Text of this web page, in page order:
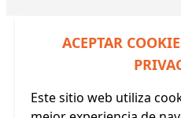
Productos
ACEPTAR
Este sitio web utiliza